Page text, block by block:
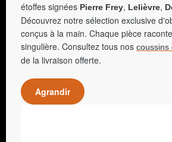
étoffes signées Pierre Frey, Lelièvre,
Découvrez notre sélection exclusive
conçus à la main. Chaque pièce
singulière. Consultez tous nos coussins
de la livraison offerte.
Agrandir